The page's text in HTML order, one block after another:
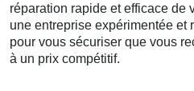
réparation rapide et efficace de
une entreprise expérimentée et
pour vous sécuriser que vous
à un prix compétitif.